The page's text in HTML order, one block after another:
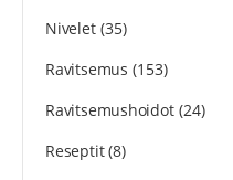
Nivelet(35)
Ravitsemus (153)
Ravitsemushoidot(24)
Reseptit(8)